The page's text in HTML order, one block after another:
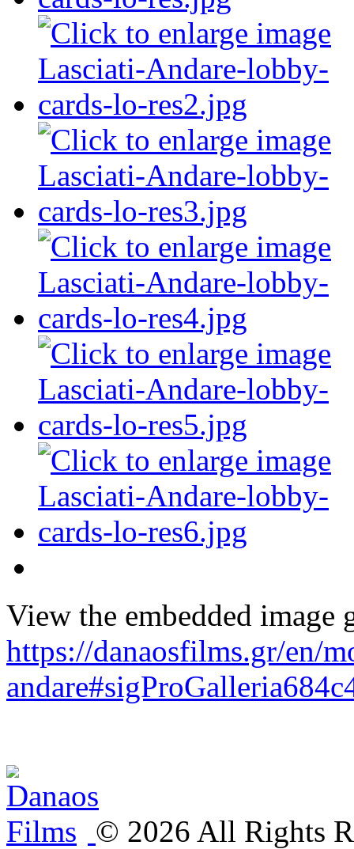
View the embedded image
https://danaosfilms.gr/en/
© 2026 All Rights